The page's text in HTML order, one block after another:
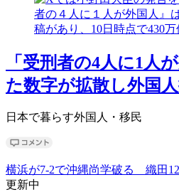
「受刑者の4人に1人
た数字が拡散し外国
日本で暮らす外国人・移民
横浜が7-2で沖縄尚学破る 織田
更新中